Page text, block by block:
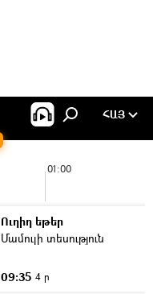
ՀԱՅ
01:00
Ուղիղ եթեր
Մամուլի տեսություն
09:35 4 ր